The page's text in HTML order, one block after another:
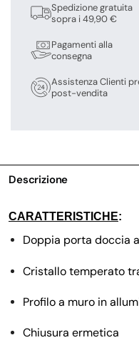
Spedizione gratuita
sopra i 49,90 €
Pagamenti alla
consegna
Assistenza Clienti
post-vendita
Descrizione
CARATTERISTICHE:
Doppia porta doccia
Cristallo temperato
Profilo a muro in
Chiusura ermetica